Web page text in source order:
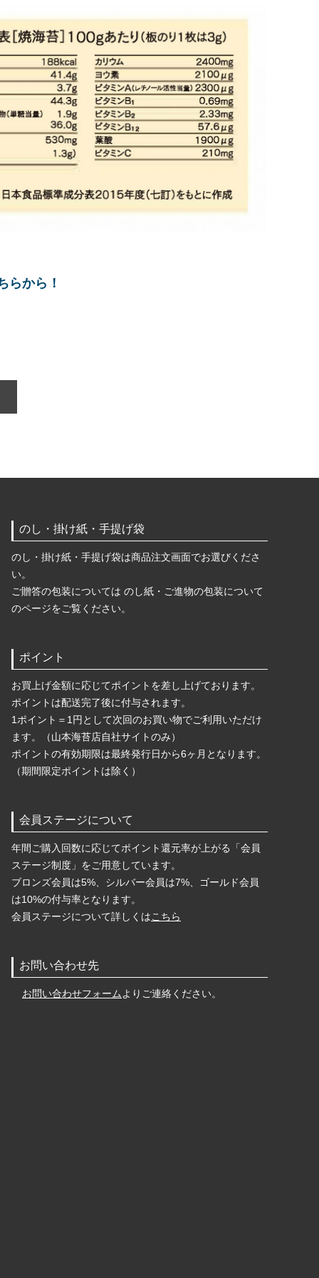
らから！
のし・掛け紙・手提げ袋
のし・掛け紙・手提げ袋は商品注文画面でお選びくださ
い。
ご贈答の包装については のし紙・ご進物の包装について
のページをご覧ください。
ポイント
お買上げ金額に応じてポイントを差し上げております。
ポイントは配送完了後に付与されます。
1ポイント＝1円として次回のお買い物でご利用いただけ
ます。（山本海苔店自社サイトのみ）
ポイントの有効期限は最終発行日から6ヶ月となります。
（期間限定ポイントは除く）
会員ステージについて
年間ご購入回数に応じてポイント還元率が上がる「会員
ステージ制度」をご用意しています。
ブロンズ会員は5%、シルバー会員は7%、ゴールド会員
は10%の付与率となります。
会員ステージについて詳しくはこちら
お問い合わせ先
お問い合わせフォーム よりご連絡ください。